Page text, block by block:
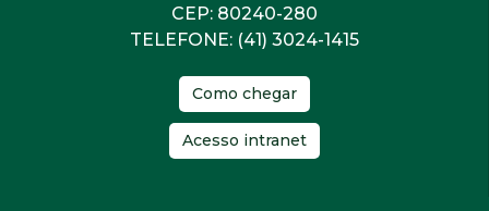
CEP: 80240-280
TELEFONE: (41) 3024-1415
Como chegar
Acesso intranet